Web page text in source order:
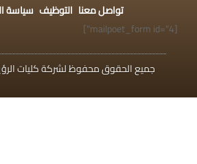
تواصل معنا التوظيف سياسة
[mailpoet_form id="4"]
جميع الحقوق محفوظ لشركة كليات الرؤية